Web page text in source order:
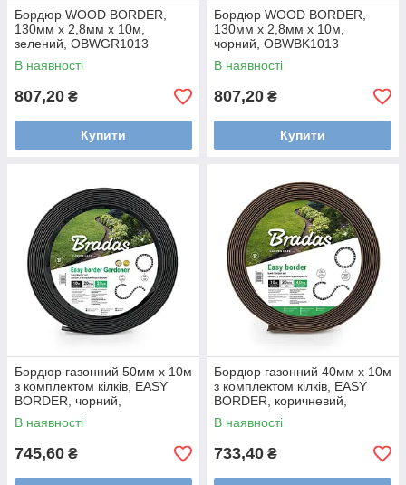
Бордюр WOOD BORDER,
130мм х 2,8мм х 10м,
зелений, OBWGR1013
В наявності
807,20 ₴
Купити
Бордюр WOOD BORDER,
130мм х 2,8мм х 10м,
чорний, OBWBK1013
В наявності
807,20 ₴
Купити
Бордюр газонний 50мм х 10м
з комплектом кілків, EASY
BORDER, чорний,
OBEB5010SET
В наявності
745,60 ₴
Бордюр газонний 40мм х 10м
з комплектом кілків, EASY
BORDER, коричневий,
OBEBR4010SET
В наявності
733,40 ₴